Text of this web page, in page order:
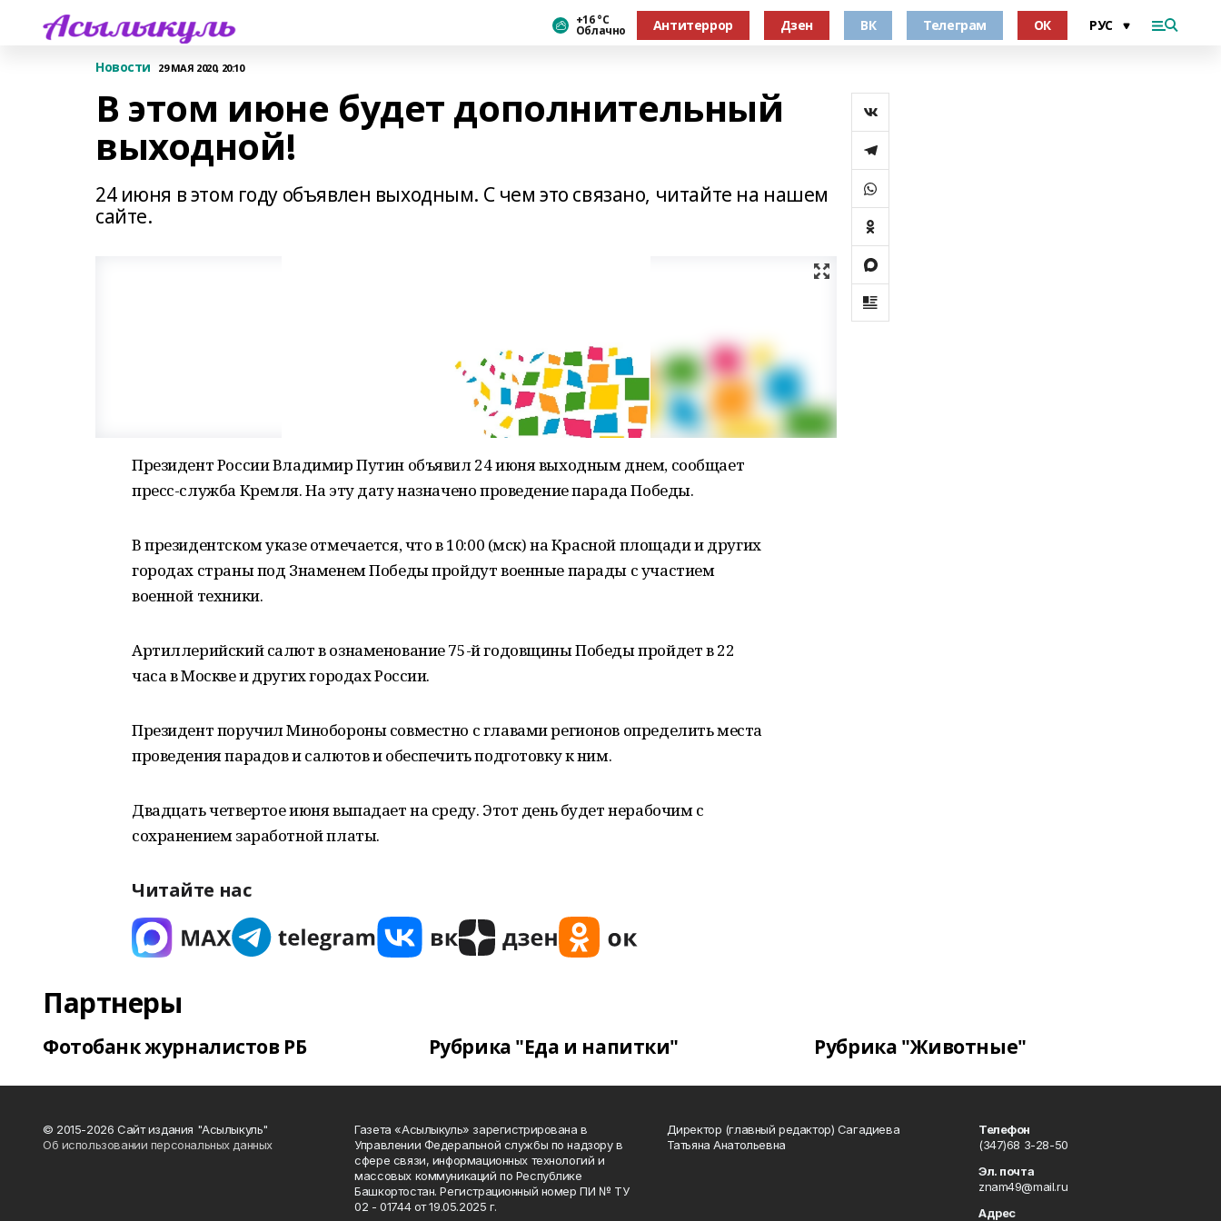
+16 °С
Облачно Антитеррор Дзен ВК Телеграм ОК
Новости 29 МАЯ 2020, 20:10
В этом июне будет дополнительный
выходной!
24 июня в этом году объявлен выходным. С чем это связано, читайте на нашем
сайте.
Президент России Владимир Путин объявил 24 июня выходным днем, сообщает
пресс-служба Кремля. На эту дату назначено проведение парада Победы.
В президентском указе отмечается, что в 10:00 (мск) на Красной площади и других
городах страны под Знаменем Победы пройдут военные парады с участием
военной техники.
Артиллерийский салют в ознаменование 75-й годовщины Победы пройдет в 22
часа в Москве и других городах России.
Президент поручил Минобороны совместно с главами регионов определить места
проведения парадов и салютов и обеспечить подготовку к ним.
Двадцать четвертое июня выпадает на среду. Этот день будет нерабочим с
сохранением заработной платы.
Читайте нас
Партнеры
Фотобанк журналистов РБ Рубрика "Еда и напитки" Рубрика "Животные"
© 2015-2026 Сайт издания "Асылыкуль"
Об использовании персональных данных
Газета «Асылыкуль» зарегистрирована в
Управлении Федеральной службы по надзору в
сфере связи, информационных технологий и
массовых коммуникаций по Республике
Башкортостан. Регистрационный номер ПИ № ТУ
02 - 01744 от 19.05.2025 г.
Директор (главный редактор) Сагадиева
Татьяна Анатольевна
Телефон
(347)68 3-28-50
Эл. почта
znam49@mail.ru
Адрес